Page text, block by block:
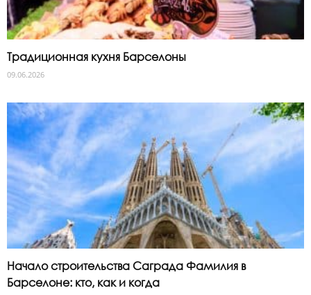
Традиционная кухня Барселоны
09.06.2026
Начало строительства Саграда Фамилия в
Барселоне: кто, как и когда